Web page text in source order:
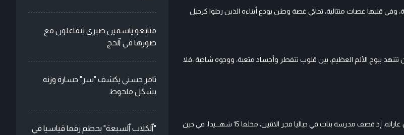
وفي قلبها غصات متتالية، تحاكي غصة وطن يودع أبناءه الذين رحلوا كرحيل
ببوح الألم العظيم، بين قلوب تتفطر وأجساد متعبة، ووجوه شاحبة ،فلا
وفي تطورات الأحداث، وفي اليوم الـ56 من استئناف حــرب الإبـــادة على القطاع ، صعد الكيان غاراته، إذ قصف مدرسة بنات في جباليا فجر الاثنين، مخلفا 15 شهـــيدا، في حين
متابعو ياسمين صبري يتفاعلون مع
صورها في ٱلحج
تامر حسني يكشف "سر" خسارة وزنه
بشكل ملحوظ
"ٱلكلاب ٱلسبعة" يحطم رقما قياسيا في